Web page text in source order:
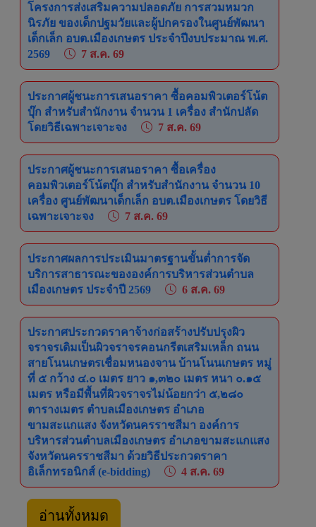
โครงการอาหารปลอดภัยใส่ใจสุขภาพผู้บริโภคใชุม
ชน ตำบลเมืองเกษตร ประจำปีงบประมาณ 2569
12 มิ.ย. 69 (112 Views)
โครงการส่งเสริมความปลอดภัย การสวมหมวก
นิรภัย ของเด็กปฐมวัยและผู้ปกครองในศูนย์พัฒนา
เด็กเล็ก อบต.เมืองเกษตร ประจำปีงบประมาณ พ.ศ.
2569
7 ส.ค. 69
ประกาศผู้ชนะการเสนอราคา ซื้อคอมพิวเตอร์โน้ต
บุ๊ก สำหรับสำนักงาน จำนวน 1 เครื่อง สำนักปลัด
โดยวิธีเฉพาะเจาะจง
7 ส.ค. 69
ประกาศผู้ชนะการเสนอราคา ซื้อเครื่อง
คอมพิวเตอร์โน้ตบุ๊ก สำหรับสำนักงาน จำนวน 10
เครื่อง ศูนย์พัฒนาเด็กเล็ก อบต.เมืองเกษตร โดยวิธี
เฉพาะเจาะจง
7 ส.ค. 69
ประกาศผลการประเมินมาตรฐานขั้นต่ำการจัด
บริการสาธารณะขององค์การบริหารส่วนตำบล
เมืองเกษตร ประจำปี 2569
6 ส.ค. 69
ประกาศประกวดราคาจ้างก่อสร้างปรับปรุงผิว
จราจรเดิมเป็นผิวจราจรคอนกรีตเสริมเหล็ก ถนน
สายโนนเกษตรเชื่อมหนองจาน บ้านโนนเกษตร หมู่
ที่ ๕ กว้าง ๔.๐ เมตร ยาว ๑,๓๒๐ เมตร หนา ๐.๑๕
เมตร หรือมีพื้นที่ผิวจราจรไม่น้อยกว่า ๕,๒๘๐
ตารางเมตร ตำบลเมืองเกษตร อำเภอ
ขามสะแกแสง จังหวัดนครราชสีมา องค์การ
บริหารส่วนตำบลเมืองเกษตร อำเภอขามสะแกแสง
จังหวัดนครราชสีมา ด้วยวิธีประกวดราคา
อิเล็กทรอนิกส์ (e-bidding)
4 ส.ค. 69
อ่านทั้งหมด